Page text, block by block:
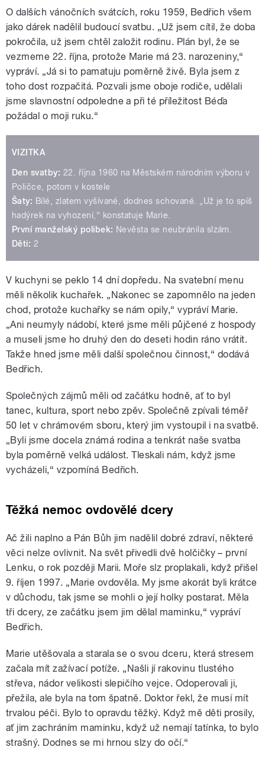
O dalších vánočních svátcích, roku 1959, Bedřich všem
jako dárek nadělil budoucí svatbu. „Už jsem cítil, že doba
pokročila, už jsem chtěl založit rodinu. Plán byl, že se
vezmeme 22. října, protože Marie má 23. narozeniny,“
vypráví. „Já si to pamatuju poměrně živě. Byla jsem z
toho dost rozpačitá. Pozvali jsme oboje rodiče, udělali
jsme slavnostní odpoledne a při té příležitost Béďa
požádal o moji ruku.“
VIZITKA
Den svatby: 22. října 1960 na Městském národním výboru v
Poličce, potom v kostele
Šaty: Bílé, zlatem vyšívané, dodnes schované. „Už je to spíš
hadýrek na vyhození,“ konstatuje Marie.
První manželský polibek: Nevěsta se neubránila slzám.
Děti: 2
V kuchyni se peklo 14 dní dopředu. Na svatební menu
měli několik kuchařek. „Nakonec se zapomnělo na jeden
chod, protože kuchařky se nám opily,“ vypráví Marie.
„Ani neumyly nádobí, které jsme měli půjčené z hospody
a museli jsme ho druhý den do deseti hodin ráno vrátit.
Takže hned jsme měli další společnou činnost,“ dodává
Bedřich.
Společných zájmů měli od začátku hodně, ať to byl
tanec, kultura, sport nebo zpěv. Společně zpívali téměř
50 let v chrámovém sboru, který jim vystoupil i na svatbě.
„Byli jsme docela známá rodina a tenkrát naše svatba
byla poměrně velká událost. Tleskali nám, když jsme
vycházeli,“ vzpomíná Bedřich.
Těžká nemoc ovdovělé dcery
Ač žili naplno a Pán Bůh jim nadělil dobré zdraví, některé
věci nelze ovlivnit. Na svět přivedli dvě holčičky – první
Lenku, o rok později Marii. Moře slz proplakali, když přišel
9. říjen 1997. „Marie ovdověla. My jsme akorát byli krátce
v důchodu, tak jsme se mohli o její holky postarat. Měla
tři dcery, ze začátku jsem jim dělal maminku,“ vypráví
Bedřich.
Marie utěšovala a starala se o svou dceru, která stresem
začala mít zažívací potíže. „Našli jí rakovinu tlustého
střeva, nádor velikosti slepičího vejce. Odoperovali ji,
přežila, ale byla na tom špatně. Doktor řekl, že musí mít
trvalou péči. Bylo to opravdu těžký. Když mě děti prosily,
ať jim zachráním maminku, když už nemají tatínka, to bylo
strašný. Dodnes se mi hrnou slzy do očí.“